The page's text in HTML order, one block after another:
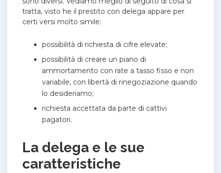
tratta, visto he il prestito con delega appare per
certi versi molto simile:
possibilità di richiesta di cifre elevate;
possibilità di creare un piano di
ammortamento con rate a tasso fisso e non
variabile, con libertà di rinegoziazione quando
lo desideriamo;
richiesta accettata da parte di cattivi
pagatori.
La delega e le sue
caratteristiche